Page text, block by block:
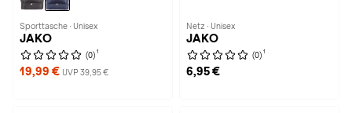
Sporttasche · Unisex
JAKO
(0) 1
19,99 € UVP 39,95 €
Netz · Unisex
JAKO
(0) 1
6,95 €